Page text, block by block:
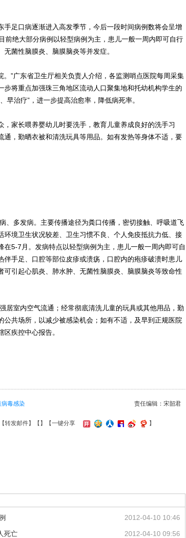
足口病逐渐进入高发季节，今后一段时间病例数将会呈增
前绝大部分病例以轻型病例为主，患儿一般一周内即可自行
菌性脑膜炎、脑膜脑炎等并发症。
”广东省卫生厅相关负责人介绍，各监测哨点医院每周采集
将重点加强珠三角地区流动人口聚集地和托幼机构学生的
早治疗”，进一步提高治愈率，降低病死率。
家长喂养婴幼儿时要洗手，教育儿童养成良好的洗手习
通，勤晒衣被和清洗玩具等用品。如有发热等身体不适，要
多发病。主要传播途径为粪口传播，密切接触、呼吸道飞
环境卫生状况较差、卫生习惯不良、个人免疫抵抗力低、接
5-7月。发病特点以轻型病例为主，患儿一般一周内即可自
伴手足、口腔等部位皮疹或溃疡，口腔内的疱疹破溃时患儿
引起心肌炎、肺水肿、无菌性脑膜炎、脑膜脑炎等致命性
室内空气流通；经常彻底清洗儿童的玩具或其他用品，勤
共场所，以减少被感染机会；如有不适，及早到正规医院
疾控中心报告。
责任编辑：宋韶君
病毒感染
转发邮件】【 】 【一键分享 】
2012-04-10 10:46
2012-04-10 09:56
死亡